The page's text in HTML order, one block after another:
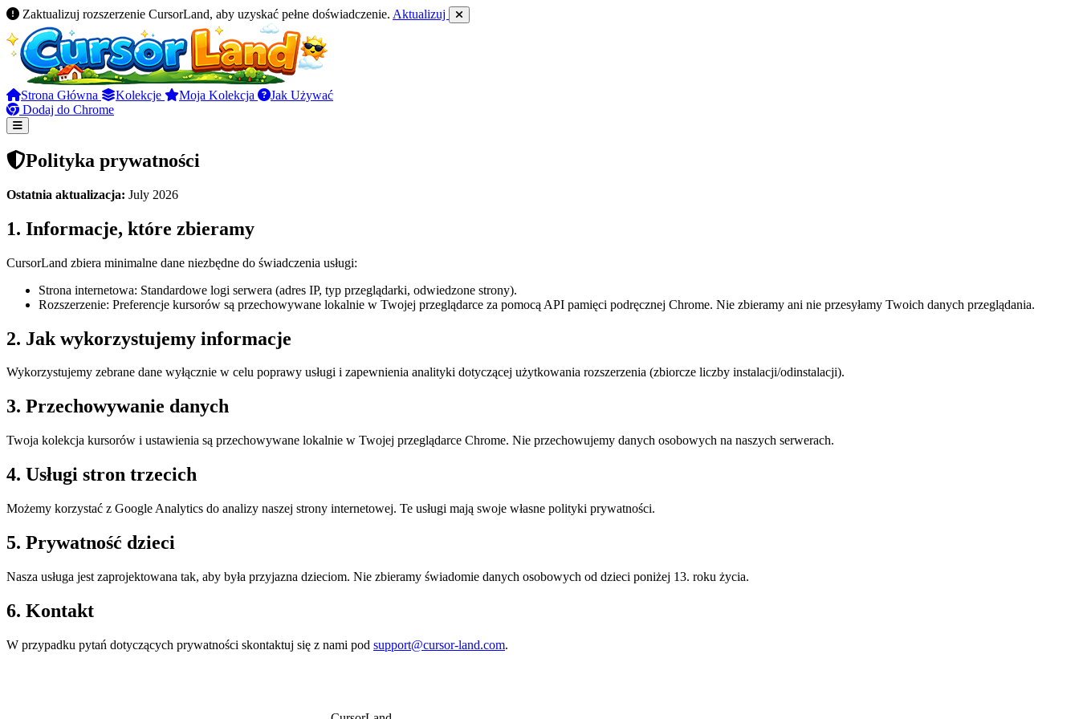
Zaktualizuj rozszerzenie CursorLand, aby uzyskać pełne doświadczenie. Aktualizuj
Strona Główna Kolekcje Moja Kolekcja
Jak Używać
Dodaj do Chrome
Polityka prywatności
Ostatnia aktualizacja: July 2026
1. Informacje, które zbieramy
CursorLand zbiera minimalne dane niezbędne do świadczenia usługi:
Strona internetowa: Standardowe logi serwera (adres IP, typ przeglądarki, odwiedzone strony).
Rozszerzenie: Preferencje kursorów są przechowywane lokalnie w Twojej przeglądarce za pomocą API pamięci podręcznej Chrome. Nie zbieramy ani nie przesyłamy Twoich danych przeglądania.
2. Jak wykorzystujemy informacje
Wykorzystujemy zebrane dane wyłącznie w celu poprawy usługi i zapewnienia analityki dotyczącej użytkowania rozszerzenia (zbiorcze liczby instalacji/odinstalacji).
3. Przechowywanie danych
Twoja kolekcja kursorów i ustawienia są przechowywane lokalnie w Twojej przeglądarce Chrome. Nie przechowujemy danych osobowych na naszych serwerach.
4. Usługi stron trzecich
Możemy korzystać z Google Analytics do analizy naszej strony internetowej. Te usługi mają swoje własne polityki prywatności.
5. Prywatność dzieci
Nasza usługa jest zaprojektowana tak, aby była przyjazna dzieciom. Nie zbieramy świadomie danych osobowych od dzieci poniżej 13. roku życia.
6. Kontakt
W przypadku pytań dotyczących prywatności skontaktuj się z nami pod support@cursor-land.com.